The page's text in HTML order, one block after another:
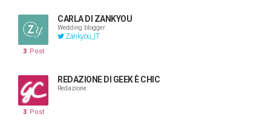
CARLA DI ZANKYOU
Wedding blogger
Zankyou_IT
3 Post
REDAZIONE DI GEEK È CHIC
Redazione
3 Post